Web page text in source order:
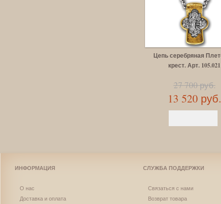
Цепь серебряная
крест. Арт. 105.021
27 700 руб.
13 520 руб.
ИНФОРМАЦИЯ
О нас
Доставка и оплата
СЛУЖБА ПОДДЕРЖКИ
Связаться с нами
Возврат товара